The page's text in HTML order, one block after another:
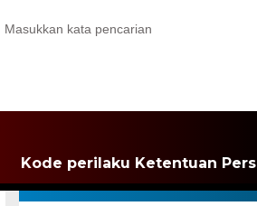
Kode perilaku Ketentuan Pers
KATEGORI